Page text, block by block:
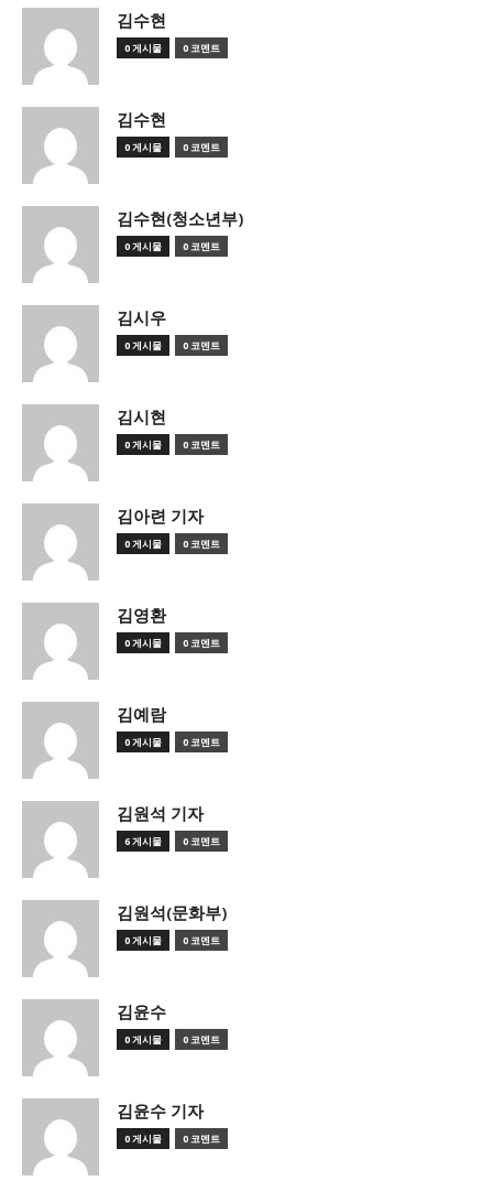
김수현
0 게시물 0 코멘트
김수현
0 게시물 0 코멘트
김수현(청소년부)
0 게시물 0 코멘트
김시우
0 게시물 0 코멘트
김시현
0 게시물 0 코멘트
김아련 기자
0 게시물 0 코멘트
김영환
0 게시물 0 코멘트
김예람
0 게시물 0 코멘트
김원석 기자
6 게시물 0 코멘트
김원석(문화부)
0 게시물 0 코멘트
김윤수
0 게시물 0 코멘트
김윤수 기자
0 게시물 0 코멘트